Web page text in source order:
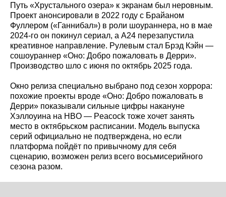
Путь «Хрустального озера» к экранам был неровным.
Проект анонсировали в 2022 году с Брайаном
Фуллером («Ганнибал») в роли шоураннера, но в мае
2024‑го он покинул сериал, а A24 перезапустила
креативное направление. Рулевым стал Брэд Кэйн —
сошоураннер «Оно: Добро пожаловать в Дерри».
Производство шло с июня по октябрь 2025 года.
Окно релиза специально выбрано под сезон хоррора:
похожие проекты вроде «Оно: Добро пожаловать в
Дерри» показывали сильные цифры накануне
Хэллоуина на HBO — Peacock тоже хочет занять
место в октябрьском расписании. Модель выпуска
серий официально не подтверждена, но если
платформа пойдёт по привычному для себя
сценарию, возможен релиз всего восьмисерийного
сезона разом.